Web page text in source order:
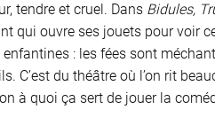
tendre et cruel. Dans Bidules,
qui ouvre ses jouets pour voir
: les fées sont
C’est du théâtre où l’on rit
à quoi ça sert de jouer la